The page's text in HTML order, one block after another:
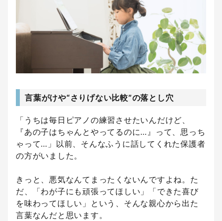
言葉がけや“さりげない比較”の落とし穴
「うちは毎日ピアノの練習させたいんだけど、
『あの子はちゃんとやってるのに…』って、思っち
ゃって…」以前、そんなふうに話してくれた保護者
の方がいました。
きっと、悪気なんてまったくないんですよね。た
だ、「わが子にも頑張ってほしい」「できた喜び
を味わってほしい」という、そんな親心から出た
言葉なんだと思います。